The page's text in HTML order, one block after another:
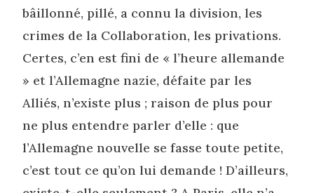
bâillonné, pillé, a connu la division, les
crimes de la Collaboration, les privations.
Certes, c’en est fini de « l’heure allemande
» et l’Allemagne nazie, défaite par les
Alliés, n’existe plus ; raison de plus pour
ne plus entendre parler d’elle : que
l’Allemagne nouvelle se fasse toute petite,
c’est tout ce qu’on lui demande ! D’ailleurs,